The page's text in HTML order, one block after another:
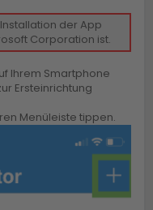
der App
Corporation ist.
Ihrem Smartphone
Ersteinrichtung
Menüleiste tippen.